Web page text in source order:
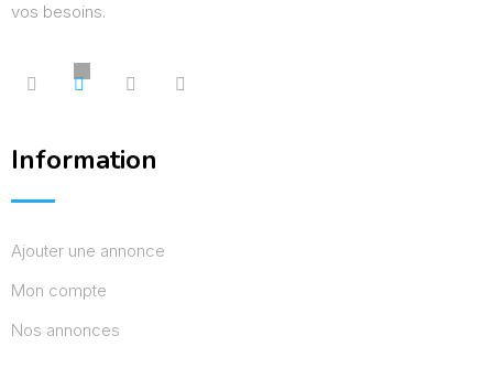
vos besoins.
Information
Ajouter une annonce
Mon compte
Nos annonces